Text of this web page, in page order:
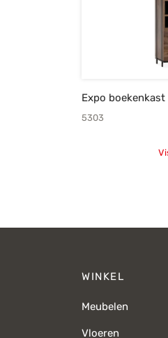
Expo boekenkast
5303
WINKEL
Meubelen
Vloeren